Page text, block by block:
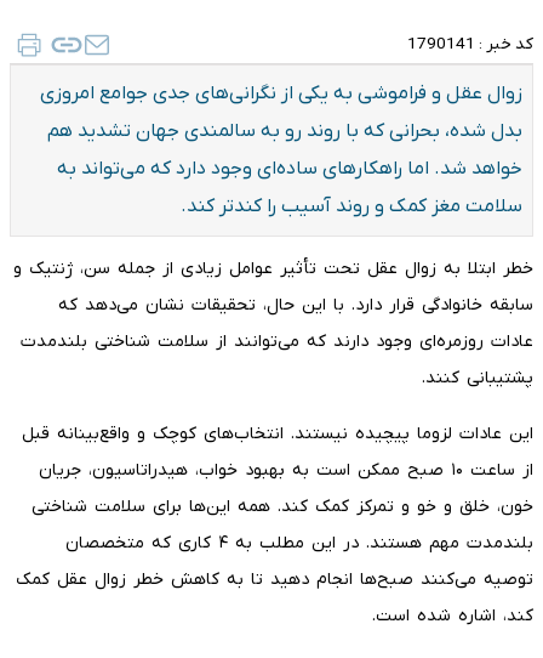
کد خبر : 1790141
زوال عقل و فراموشی به یکی از نگرانی‌های جدی جوامع امروزی
بدل شده، بحرانی که با روند رو به سالمندی جهان تشدید هم
خواهد شد. اما راهکارهای ساده‌ای وجود دارد که می‌تواند به
سلامت مغز کمک و روند آسیب را کندتر کند.
خطر ابتلا به زوال عقل تحت تأثیر عوامل زیادی از جمله سن، ژنتیک و
سابقه خانوادگی قرار دارد. با این حال، تحقیقات نشان می‌دهد که
عادات روزمره‌ای وجود دارند که می‌توانند از سلامت شناختی بلندمدت
پشتیبانی کنند.
این عادات لزوما پیچیده نیستند. انتخاب‌های کوچک و واقع‌بینانه قبل
از ساعت ۱۰ صبح ممکن است به بهبود خواب، هیدراتاسیون، جریان
خون، خلق و خو و تمرکز کمک کند. همه این‌ها برای سلامت شناختی
بلندمدت مهم هستند. در این مطلب به ۴ کاری که متخصصان
توصیه می‌کنند صبح‌ها انجام دهید تا به کاهش خطر زوال عقل کمک
کند، اشاره شده است.